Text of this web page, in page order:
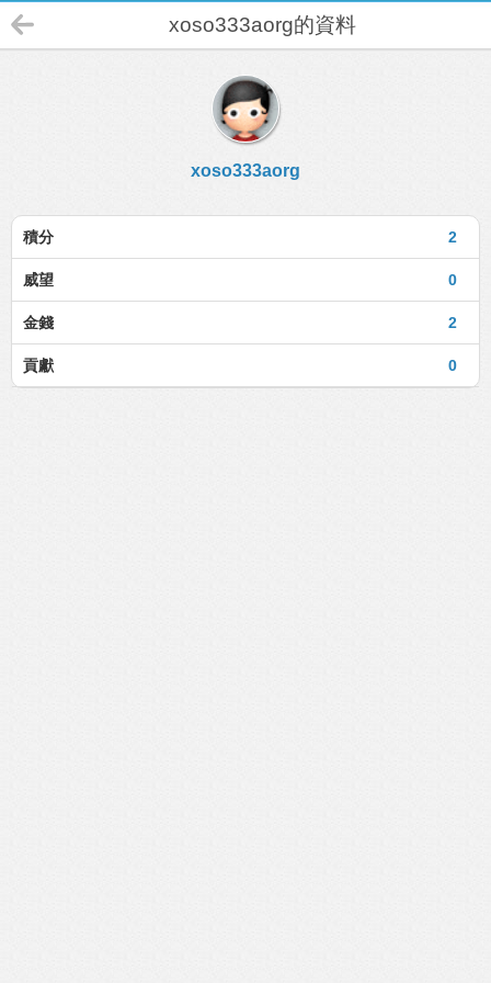
xoso333aorg的資料
xoso333aorg
2
積分
0
威望
2
金錢
0
貢獻